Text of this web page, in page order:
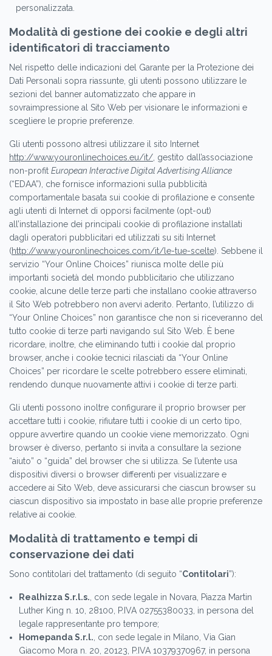
personalizzata.
Modalità di gestione dei cookie e degli altri
identificatori di tracciamento
Nel rispetto delle indicazioni del Garante per la Protezione dei
Dati Personali sopra riassunte, gli utenti possono utilizzare le
sezioni del banner automatizzato che appare in
sovraimpressione al Sito Web per visionare le informazioni e
scegliere le proprie preferenze.
Gli utenti possono altresì utilizzare il sito Internet
http://www.youronlinechoices.eu/it/ , gestito dall’associazione
non-profit European Interactive Digital Advertising Alliance
(“EDAA”), che fornisce informazioni sulla pubblicità
comportamentale basata sui cookie di profilazione e consente
agli utenti di Internet di opporsi facilmente (opt-out)
all’installazione dei principali cookie di profilazione installati
dagli operatori pubblicitari ed utilizzati su siti Internet
(http://www.youronlinechoices.com/it/le-tue-scelte). Sebbene il
servizio “Your Online Choices” riunisca molte delle più
importanti società del mondo pubblicitario che utilizzano
cookie, alcune delle terze parti che installano cookie attraverso
il Sito Web potrebbero non avervi aderito. Pertanto, l’utilizzo di
“Your Online Choices” non garantisce che non si riceveranno del
tutto cookie di terze parti navigando sul Sito Web. È bene
ricordare, inoltre, che eliminando tutti i cookie dal proprio
browser, anche i cookie tecnici rilasciati da “Your Online
Choices” per ricordare le scelte potrebbero essere eliminati,
rendendo dunque nuovamente attivi i cookie di terze parti.
Gli utenti possono inoltre configurare il proprio browser per
accettare tutti i cookie, rifiutare tutti i cookie di un certo tipo,
oppure avvertire quando un cookie viene memorizzato. Ogni
browser è diverso, pertanto si invita a consultare la sezione
“aiuto” o “guida” del browser che si utilizza. Se l’utente usa
dispositivi diversi o browser differenti per visualizzare e
accedere ai Sito Web, deve assicurarsi che ciascun browser su
ciascun dispositivo sia impostato in base alle proprie preferenze
relative ai cookie.
Modalità di trattamento e tempi di
conservazione dei dati
Sono contitolari del trattamento (di seguito “Contitolari”):
Realhizza S.r.l.s. , con sede legale in Novara, Piazza Martin
Luther King n. 10, 28100, P.IVA 02755380033, in persona del
legale rappresentante pro tempore;
Homepanda S.r.l. , con sede legale in Milano, Via Gian
Giacomo Mora n. 20, 20123, P.IVA 10379370967, in persona